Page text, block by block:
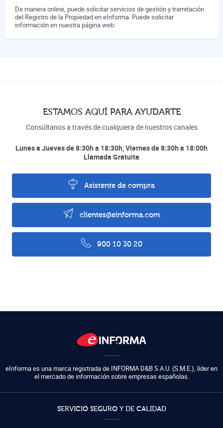
De manera online, puede solicitar servicios de gestión y tramitación
del Registro de la Propiedad en eInforma. Puede solicitar
información en nuestra página web.
ESTAMOS AQUÍ PARA AYUDARTE
Consúltanos a través de cualquiera de nuestros canales
Lunes a Jueves de 8:30h a 18:30h, Viernes de 8:30h a 18:00h
Llamada Gratuita
Asistente de compra
clientes@einforma.com
900 10 30 20
eInforma es una marca registrada de INFORMA D&B S.A.U. (S.M.E.), líder en
el mercado de información sobre empresas españolas.
SERVICIO SEGURO Y DE CALIDAD